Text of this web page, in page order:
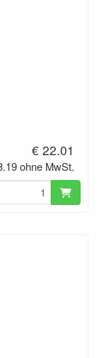
€ 22.01
ohne MwSt.